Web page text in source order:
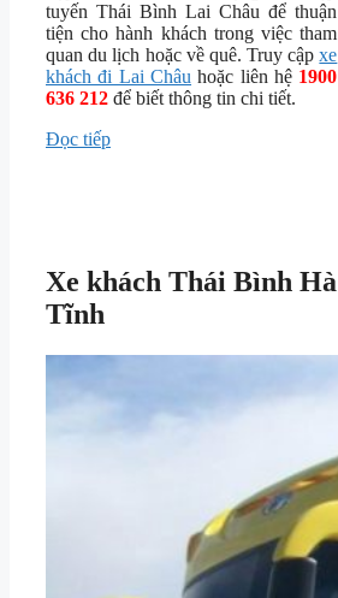
tuyến Thái Bình Lai Châu để thuận
tiện cho hành khách trong việc tham
quan du lịch hoặc về quê. Truy cậpxe
khách đi Lai Châu hoặc liên hệ 1900
636 212 để biết thông tin chi tiết.
Đọc tiếp
Xe khách Thái Bình Hà
Tĩnh